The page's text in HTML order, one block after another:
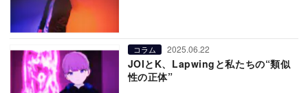
コラム 2025.06.22
JOIとK、Lapwingと私たちの“類似
性の正体”